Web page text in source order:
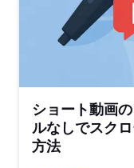
ショート動画
ルなしでスク
方法